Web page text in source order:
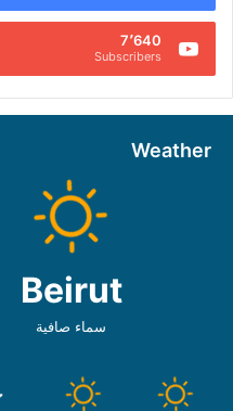
7٬640
Subscribers
Weather
Beirut
سماء صافية